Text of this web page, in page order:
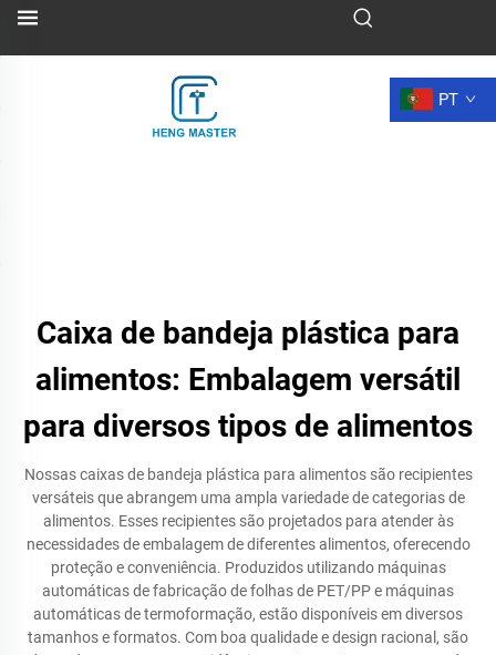
PT
Caixa de bandeja plástica para
alimentos: Embalagem versátil
para diversos tipos de alimentos
Nossas caixas de bandeja plástica para alimentos são recipientes
versáteis que abrangem uma ampla variedade de categorias de
alimentos. Esses recipientes são projetados para atender às
necessidades de embalagem de diferentes alimentos, oferecendo
proteção e conveniência. Produzidos utilizando máquinas
automáticas de fabricação de folhas de PET/PP e máquinas
automáticas de termoformação, estão disponíveis em diversos
tamanhos e formatos. Com boa qualidade e design racional, são